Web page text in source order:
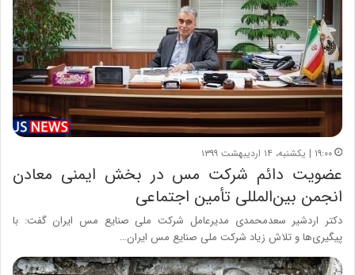
۱۹:۰۰ | یکشنبه، ۱۴ اردیبهشت ۱۳۹۹
عضویت دائم شرکت مس در بخش ایمنی معادن
انجمن بین‌المللی تأمین اجتماعی
دکتر اردشیر سعدمحمدی مدیرعامل شرکت ملی صنایع مس ایران گفت: با
پیگیری‌ها و تلاش‌ زیاد شرکت ملی صنایع مس ایران…